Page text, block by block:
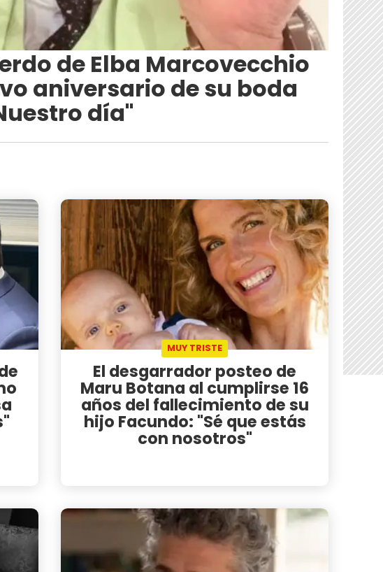
de Elba Marcovecchio
aniversario de su boda
día"
MUY TRISTE
El desgarrador posteo de
Maru Botana al cumplirse 16
años del fallecimiento de su
hijo Facundo: "Sé que estás
con nosotros"